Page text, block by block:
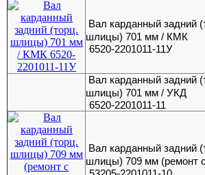
Вал карданный задний
шлицы) 701 мм / КМК
6520-2201011-11У
Вал карданный задний
шлицы) 701 мм / УКД
6520-2201011-11
Вал карданный задний
шлицы) 709 мм (ремонт с